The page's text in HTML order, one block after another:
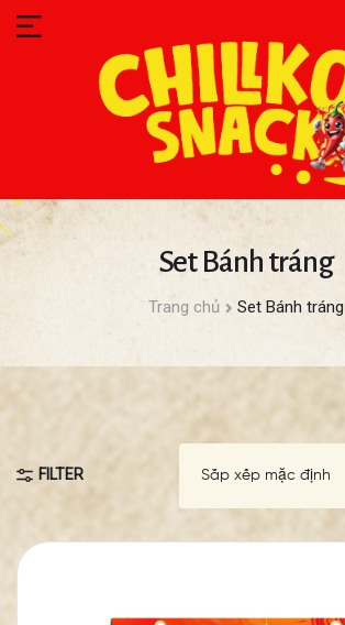
Set Bánh tráng
Trang chủ Set Bánh tráng
FILTER